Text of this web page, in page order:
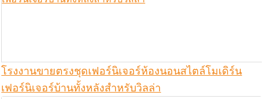
โรงงานขายตรงชุดเฟอร์นิเจอร์ห้องนอนสไตล์โมเดิร์น
เฟอร์นิเจอร์บ้านทั้งหลังสำหรับวิลล่า